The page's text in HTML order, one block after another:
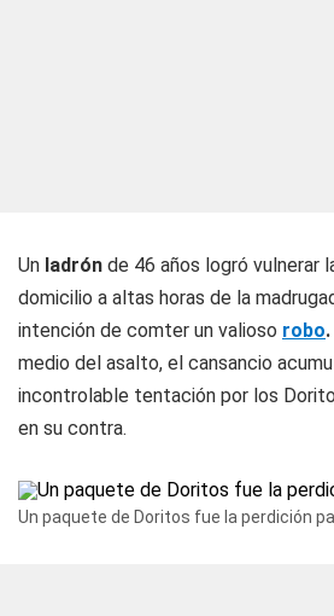
Un ladrón de 46 años logró vulnerar
domicilio a altas horas de la
intención de comter un valioso robo.
medio del asalto, el cansancio
incontrolable tentación por los
en su contra.
Un paquete de Doritos fue la perdición